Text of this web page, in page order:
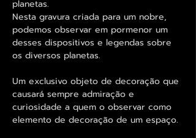
planetas.
Nesta gravura criada para um nobre,
podemos observar em pormenor um
desses dispositivos e legendas sobre
os diversos planetas.
Um exclusivo objeto de decoração que
causará sempre admiração e
curiosidade a quem o observar como
elemento de decoração de um espaço.